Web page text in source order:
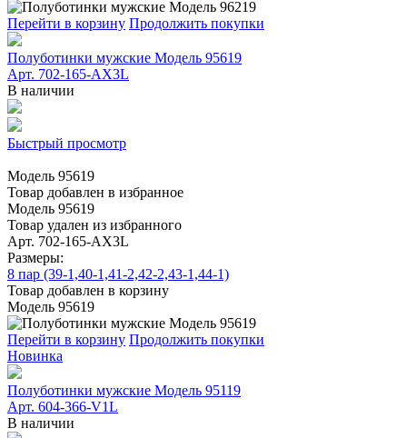
Перейти в корзину Продолжить покупки
Полуботинки мужские Модель 95619
Арт. 702-165-АХ3L
В наличии
Быстрый просмотр
Модель 95619
Товар добавлен в избранное
Модель 95619
Товар удален из избранного
Арт. 702-165-АХ3L
Размеры:
8 пар (39-1,40-1,41-2,42-2,43-1,44-1)
Товар добавлен в корзину
Модель 95619
Перейти в корзину Продолжить покупки
Новинка
Полуботинки мужские Модель 95119
Арт. 604-366-V1L
В наличии